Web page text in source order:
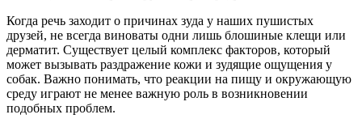
Когда речь заходит о причинах зуда у наших пушистых
друзей, не всегда виноваты одни лишь блошиные клещи или
дерматит. Существует целый комплекс факторов, который
может вызывать раздражение кожи и зудящие ощущения у
собак. Важно понимать, что реакции на пищу и окружающую
среду играют не менее важную роль в возникновении
подобных проблем.